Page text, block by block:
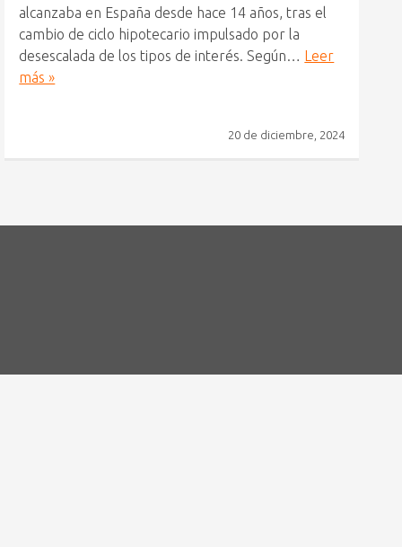
alcanzaba en España desde hace 14 años, tras el
cambio de ciclo hipotecario impulsado por la
desescalada de los tipos de interés. Según… Leer
más »
20 de diciembre, 2024